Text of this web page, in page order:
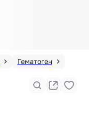
Гематоген